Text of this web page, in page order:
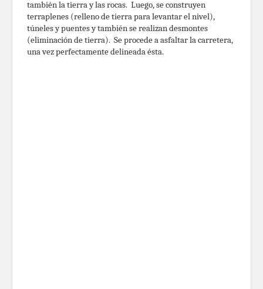
también la tierra y las rocas. Luego, se construyen
terraplenes (relleno de tierra para levantar el nivel),
túneles y puentes y también se realizan desmontes
(eliminación de tierra). Se procede a asfaltar la carretera,
una vez perfectamente delineada ésta.